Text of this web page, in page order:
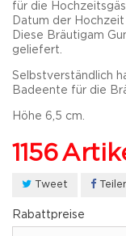
für die
Datum der
Diese Bräutigam
geliefert.
Selbstverständlich
Badeente für die
Höhe 6,5 cm.
1156
Tweet
Rabattpreise